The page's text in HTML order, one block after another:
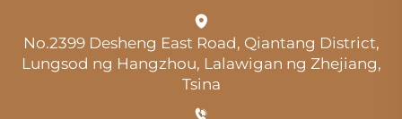
No.2399 Desheng East Road, Qiantang District,
Lungsod ng Hangzhou, Lalawigan ng Zhejiang,
Tsina